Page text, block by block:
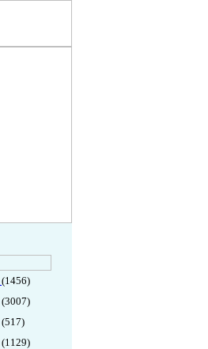
(1456)
(3007)
(517)
(1129)